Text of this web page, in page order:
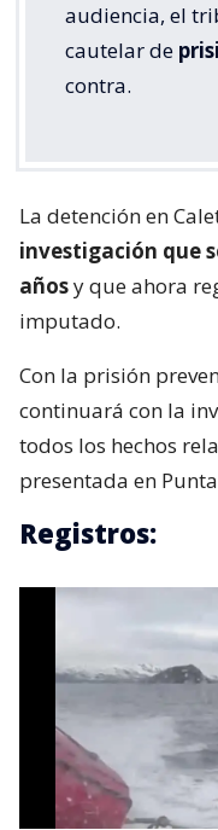
audiencia, el
cautelar de
contra.
La detención en
investigación que
añosy que ahora
imputado.
Con la prisión
continuará con la
todos los hechos
presentada en
Registros: